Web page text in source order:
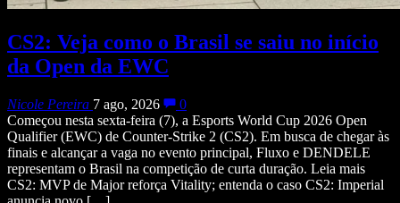
CS2: Veja como o Brasil se saiu no início
da Open da EWC
Nicole Pereira 7 ago, 2026
0
Começou nesta sexta-feira (7), a Esports World Cup 2026 Open
Qualifier (EWC) de Counter-Strike 2 (CS2). Em busca de chegar às
finais e alcançar a vaga no evento principal, Fluxo e DENDELE
representam o Brasil na competição de curta duração. Leia mais
CS2: MVP de Major reforça Vitality; entenda o caso CS2: Imperial